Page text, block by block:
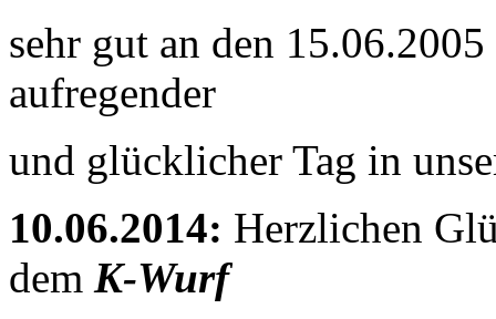
sehr gut an den
aufregender
und glücklicher Tag in
10.06.2014: Herzlichen
dem K-Wurf